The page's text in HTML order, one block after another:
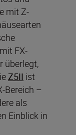
mit Z-
FX-
überlegt,
Z5II ist
Bereich –
als
Einblick in